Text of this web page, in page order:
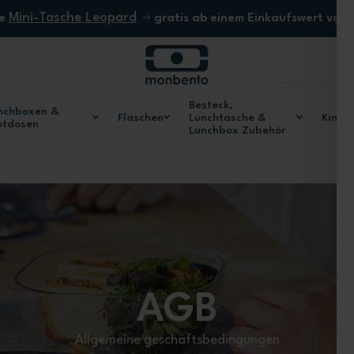
Mini-Tasche Leopard gratis ab einem Einkaufswert von
&
Flaschen
Besteck,
Lunchtasche &
Lunchbox Zubehör
Kinder
AGB
Allgemeine geschäftsbedingungen